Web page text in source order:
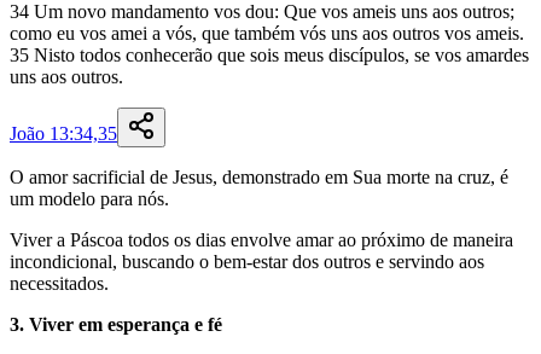
34 Um novo mandamento vos dou: Que vos ameis uns aos outros;
como eu vos amei a vós, que também vós uns aos outros vos ameis.
35 Nisto todos conhecerão que sois meus discípulos, se vos amardes
uns aos outros.
João 13:34,35
O amor sacrificial de Jesus, demonstrado em Sua morte na cruz, é
um modelo para nós.
Viver a Páscoa todos os dias envolve amar ao próximo de maneira
incondicional, buscando o bem-estar dos outros e servindo aos
necessitados.
3. Viver em esperança e fé